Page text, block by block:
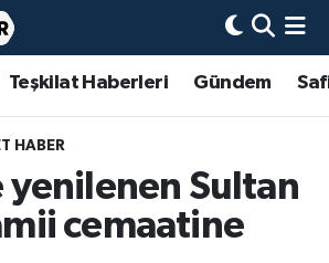
Teşkilat Haberleri Gündem
HABER
yenilenen Sultan
cemaatine
Müftülüğü
Vakitleri